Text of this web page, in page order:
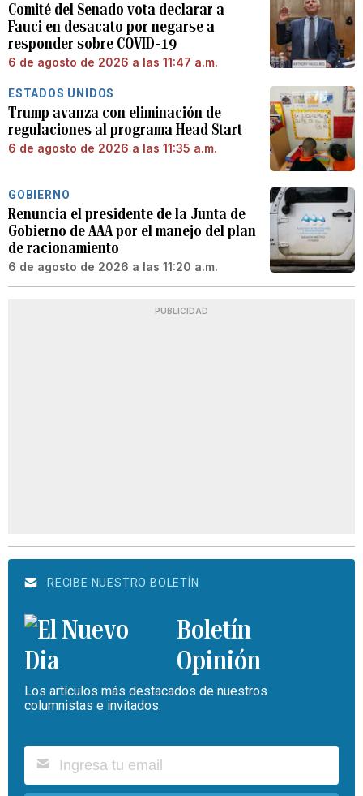
Comité del Senado vota declarar a
Fauci en desacato por negarse a
responder sobre COVID-19
6 de agosto de 2026 a las 11:47 a.m.
ESTADOS UNIDOS
Trump avanza con eliminación de
regulaciones al programa Head Start
6 de agosto de 2026 a las 11:35 a.m.
GOBIERNO
Renuncia el presidente de la Junta de
Gobierno de AAA por el manejo del plan
de racionamiento
6 de agosto de 2026 a las 11:20 a.m.
PUBLICIDAD
RECIBE NUESTRO BOLETÍN
Boletín
Opinión
Los artículos más destacados de nuestros
columnistas e invitados.